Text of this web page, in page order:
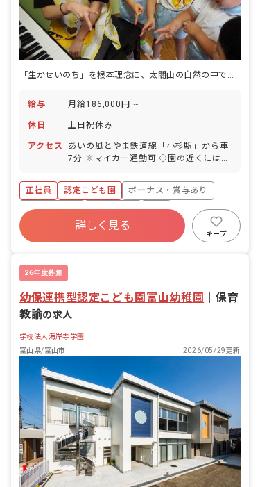
「生かせいのち」を根本理念に、太閤山の自然の中で子どもの育ちに向き合う認定こども園です。
給与 月給186,000円 ~
休日 土日祝休み
アクセス
あいの風とやま鉄道線「小杉駅」から車
7分 ※マイカー通勤可 ◇園の近くにはお
の活動も充実しています。子育て支援セ
ンターを併設しており、地域の子育て支
援の拠点として総合的な支援も行なって
います。
正社員 認定こども園
ボーナス・賞与あり
社会保険完備
土日祝休み
有給
福利厚生充実
退職金制度
昇給昇進あり
詳しく見る
キープ
26年度募集
幼保連携型認定こども園富山幼稚園
保育
教諭の求人
学校法人海岸寺学園
富山県/富山市
2026/05/29更新